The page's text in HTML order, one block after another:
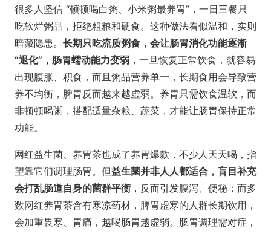
很多人坚信 “顿顿喝白粥、小米粥最养胃”，一日三餐只
吃软烂粥品，拒绝粗粮和硬食。这种做法看似温和，实则
暗藏隐患。 长期只吃流质粥食，会让肠胃消化功能逐渐
“退化”，肠胃蠕动能力变弱 ，一旦恢复正常饮食，就容易
出现腹胀、积食，而且粥品营养单一，长期食用会导致营
养不均衡，脾胃反而越来越虚弱。养胃只需饮食温软，而
非顿顿喝粥，搭配适量杂粮、蔬菜，才能让肠胃保持正常
功能。
网红益生菌、养胃茶也成了养胃爆款，不少人天天喝，指
望靠它们调理肠胃。但益生菌并非人人都适合，盲目补充
会打乱肠道自身的菌群平衡 ，反而引发腹泻、便秘；而多
数网红养胃茶含有寒凉药材，脾胃虚寒的人群长期饮用，
会加重畏寒、胃痛，越喝肠胃越虚弱。肠胃调理需对症，